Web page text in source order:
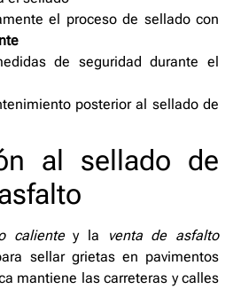
el proceso de sellado con
de seguridad durante el
posterior al sellado de
al sellado de
calientey la
venta de asfalto
sellar grietas en pavimentos
mantiene las carreteras y calles